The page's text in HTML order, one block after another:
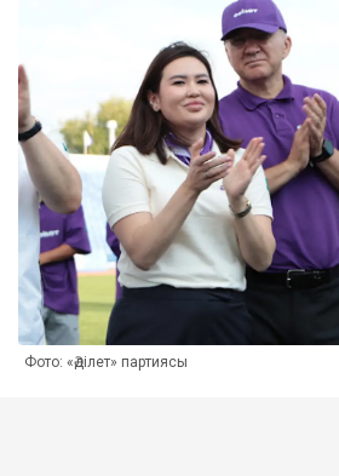
Фото: «Әділет» партиясы